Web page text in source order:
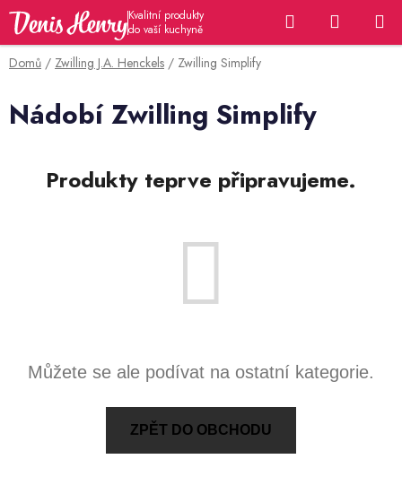
Přejít
obsah
Hledat
KOŠÍK
Domů / Zwilling J.A. Henckels / Zwilling Simplify
Nádobí Zwilling Simplify
Produkty teprve připravujeme.
Můžete se ale podívat na ostatní kategorie.
ZPĚT DO OBCHODU